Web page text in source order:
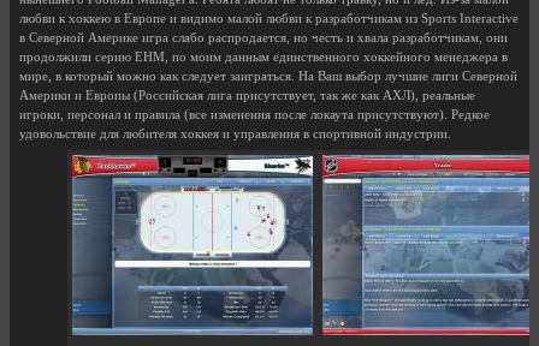
любви к хоккею в Европе и видимо малой любви к разработчикам из Sports Interactive
в Северной Америке игра слабо распродается, но честь и хвала разработчикам, они
продолжили серию EHM, по моим данным единственного хоккейного менеджера в
мире, в который можно как следует заиграться. На Ваш выбор лучшие лиги Северной
Америки и Европы (Российская лига присутствует, так же как АХЛ), реальные
игроки, персонал и правила (все изменения после локаута присутствуют). Редкое
удовольствие для любителя хоккея и управления в спортивной индустрии.